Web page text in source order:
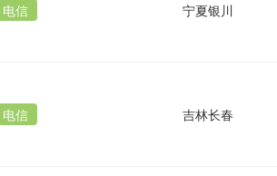
电信 宁夏银川
电信 吉林长春